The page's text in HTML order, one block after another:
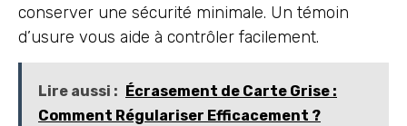
conserver une sécurité minimale. Un témoin
d’usure vous aide à contrôler facilement.
Lire aussi :
Écrasement de Carte Grise :
Comment Régulariser Efficacement ?